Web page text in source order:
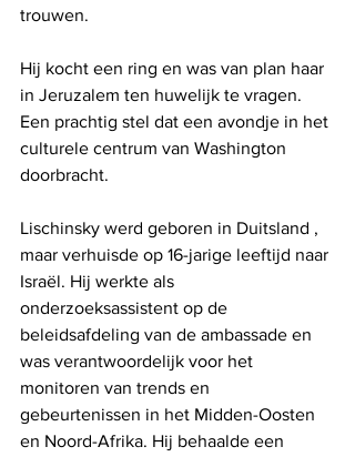
trouwen.
Hij kocht een ring en was van plan haar
in Jeruzalem ten huwelijk te vragen.
Een prachtig stel dat een avondje in het
culturele centrum van Washington
doorbracht.
Lischinsky werd geboren in Duitsland ,
maar verhuisde op 16-jarige leeftijd naar
Israël. Hij werkte als
onderzoeksassistent op de
beleidsafdeling van de ambassade en
was verantwoordelijk voor het
monitoren van trends en
gebeurtenissen in het Midden-Oosten
en Noord-Afrika. Hij behaalde een